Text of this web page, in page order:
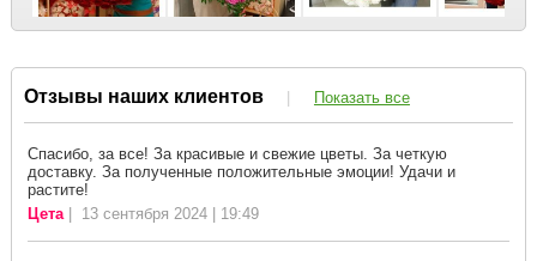
Отзывы наших клиентов | Показать все
Спасибо, за все! За красивые и свежие цветы. За четкую
доставку. За полученные положительные эмоции! Удачи и
растите!
Цета| 13 сентября 2024 | 19:49